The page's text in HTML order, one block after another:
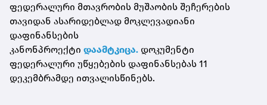
ფედერალური მთავრობის მუშაობის შეჩერების
თავიდან ასარიდებლად მოკლევადიანი
დაფინანსების
კანონპროექტი დაამტკიცა. დოკუმენტი
ფედერალური უწყებების დაფინანსებას 11
დეკემბრამდე ითვალისწინებს.